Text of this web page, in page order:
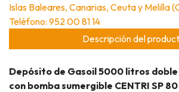
Islas Baleares, Canarias, Ceuta y Melilla
Teléfono: 952 00 81 14
Descripción del
Depósito de Gasoil 5000 litros
con bomba sumergible CENTRI SP 80